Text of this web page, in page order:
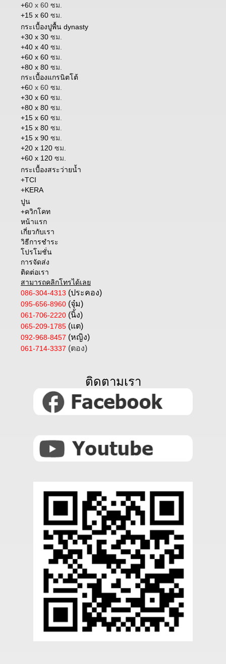
+60 x 60 ซม.
+15 x 60 ซม.
กระเบื้องปูพื้น dynasty
+30 x 30 ซม.
+40 x 40 ซม.
+60 x 60 ซม.
+80 x 80 ซม.
กระเบื้องแกรนิตโต้
+60 x 60 ซม.
+30 x 60 ซม.
+80 x 80 ซม.
+15 x 60 ซม.
+15 x 80 ซม.
+15 x 90 ซม.
+20 x 120 ซม.
+60 x 120 ซม.
กระเบื้องสระว่ายน้ำ
+TCI
+KERA
ปูน
+ควิกโคท
หน้าแรก
เกี่ยวกับเรา
วิธีการชำระ
โปรโมชั่น
การจัดส่ง
ติดต่อเรา
สามารถคลิกโทรได้เลย
086-304-4313 (ประคอง)
095-656-8960 (จุ๋ม)
061-706-2220 (นิ้ง)
065-209-1785 (แต)
092-968-8457 (หญิง)
061-714-3337 (ตอง)
ติดตามเรา